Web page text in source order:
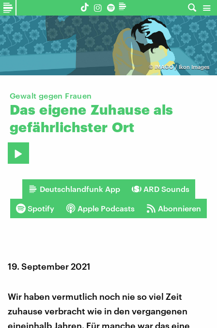
© IMAGO / Ikon Images
Gewalt gegen Frauen
Das eigene Zuhause als
gefährlichster Ort
Deutschlandfunk App ARD Sounds
Spotify Apple Podcasts Abonnieren
19. September 2021
Wir haben vermutlich noch nie so viel Zeit
zuhause verbracht wie in den vergangenen
eineinhalb Jahren. Für manche war das eine